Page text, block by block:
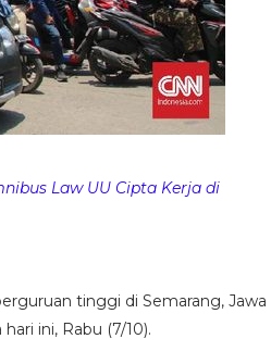
Law UU Cipta Kerja di
tinggi di Semarang, Jawa
ini, Rabu (7/10).